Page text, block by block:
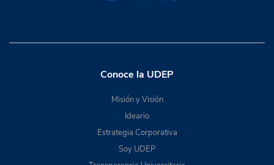
Conoce la UDEP
Misión y Visión
Ideario
Estrategia Corporativa
Soy UDEP